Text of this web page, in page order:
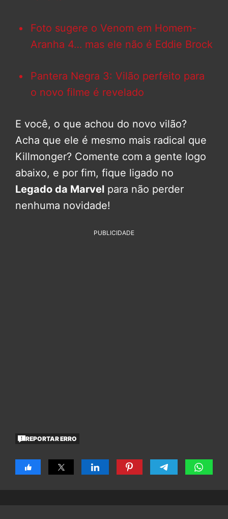
Foto sugere o Venom em Homem-
Aranha 4… mas ele não é Eddie Brock
Pantera Negra 3: Vilão perfeito para
o novo filme é revelado
E você, o que achou do novo vilão?
Acha que ele é mesmo mais radical que
Killmonger? Comente com a gente logo
abaixo, e por fim, fique ligado no
Legado da Marvel para não perder
nenhuma novidade!
PUBLICIDADE
REPORTAR ERRO